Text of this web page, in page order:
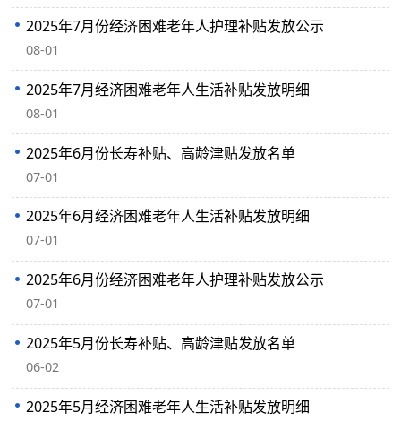
2025年7月份经济困难老年人护理补贴发放公示
08-01
2025年7月经济困难老年人生活补贴发放明细
08-01
2025年6月份长寿补贴、高龄津贴发放名单
07-01
2025年6月经济困难老年人生活补贴发放明细
07-01
2025年6月份经济困难老年人护理补贴发放公示
07-01
2025年5月份长寿补贴、高龄津贴发放名单
06-02
2025年5月经济困难老年人生活补贴发放明细